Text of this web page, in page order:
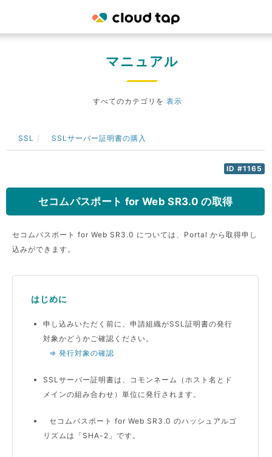
マニュアル
すべてのカテゴリを 表示
SSL SSLサーバー証明書の購入
ID #1165
セコムパスポート for Web SR3.0 の取得
セコムパスポート for Web SR3.0 については、Portal から取得申し
込みができます。
はじめに
申し込みいただく前に、申請組織がSSL証明書の発行
対象かどうかご確認ください。
⇒ 発行対象の確認
SSLサーバー証明書は、コモンネーム（ホスト名とド
メインの組み合わせ）単位に発行されます。
セコムパスポート for Web SR3.0 のハッシュアルゴ
リズムは「SHA-2」です。